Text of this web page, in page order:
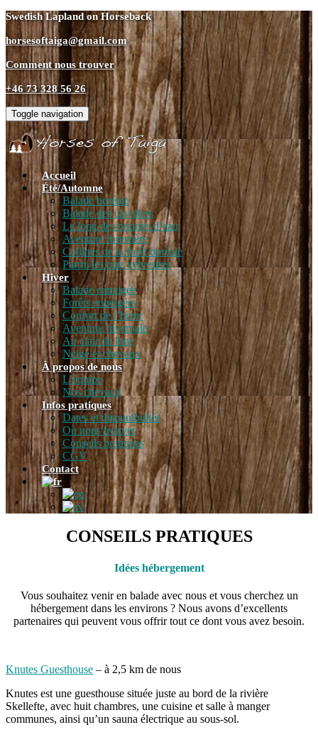
Swedish Lapland on Horseback
horsesoftaiga@gmail.com
Comment nous trouver
+46 73 328 56 26
Toggle navigation
Accueil
Été/Automne
Balade boréale
Balade des cavaliers
Le long des prairies d’eau
Aventure forestière
Collines de la forêt boréale
Parmi les pins sylvestres
Hiver
Balade enneigée
Forêts enneigées
Confort de l’hiver
Aventure hivernale
Au clair de lune
Neige et chevaux
À propos de nous
L’équipe
Nos chevaux
Infos pratiques
Dates et disponibilités
Où nous trouver
Conseils pratiques
CGV
Contact
CONSEILS PRATIQUES
Idées hébergement
Vous souhaitez venir en balade avec nous et vous cherchez un
hébergement dans les environs ? Nous avons d’excellents
partenaires qui peuvent vous offrir tout ce dont vous avez besoin.
Knutes Guesthouse – à 2,5 km de nous
Knutes est une guesthouse située juste au bord de la rivière
Skellefte, avec huit chambres, une cuisine et salle à manger
communes, ainsi qu’un sauna électrique au sous-sol.